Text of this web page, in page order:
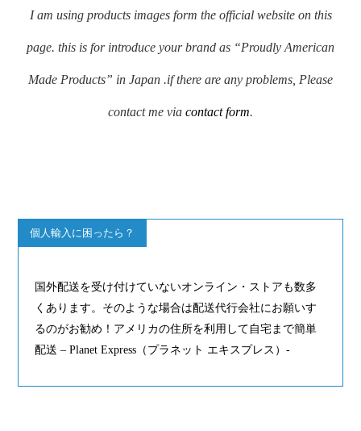
I am using products images form the official website on this
page. this is for introduce your brand as “Proudly American
Made Products” in Japan .if there are any problems, Please
contact me via contact form.
個人輸入に困ったら？
国外配送を受け付けていないオンライン・ストアも数多
くあります。そのような場合は配送代行会社にお願いす
るのがお勧め！アメリカの住所を利用して自宅まで簡単
配送 – Planet Express（プラネット エキスプレス）-